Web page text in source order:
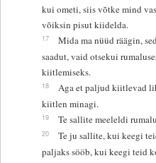
kui ometi, siis võtke mind
võiksin pisut kiidelda.
17
Mida ma nüüd räägin,
saadut, vaid otsekui
kiitlemiseks.
18
Aga et paljud kiitlevad
kiitlen minagi.
19 Te sallite meeleldi
20
Te ju sallite, kui keegi
paljaks sööb, kui keegi teid